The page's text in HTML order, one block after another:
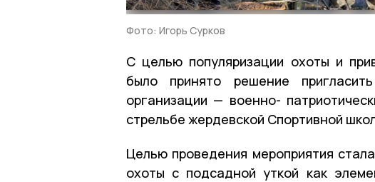
Фото: Игорь Сурков
С целью популяризации охоты и
было принято решение
организации — военно-
стрельбе жердевской Спортивной
Целью проведения мероприятия
охоты с подсадной уткой как